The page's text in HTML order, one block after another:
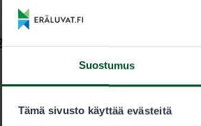
Suostumus
Tämä sivusto käyttää evästeitä
AIKUINEN
22,00 €